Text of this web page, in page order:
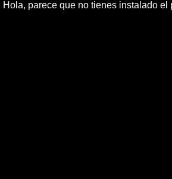
Hola, parece que no tienes instalado